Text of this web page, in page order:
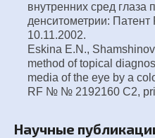
внутренних сред глаза
денситометрии:
10.11.2002.
Eskina E.N .,
method of topical
media of the eye by a
RF № № 2192160С2,
Научные